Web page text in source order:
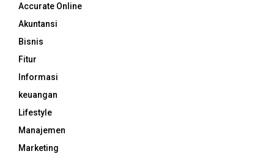
Accurate Online
Akuntansi
Bisnis
Fitur
Informasi
keuangan
Lifestyle
Manajemen
Marketing